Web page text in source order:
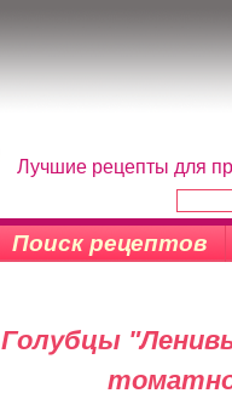
Лучшие рецепты для
Поиск рецептов
Голубцы